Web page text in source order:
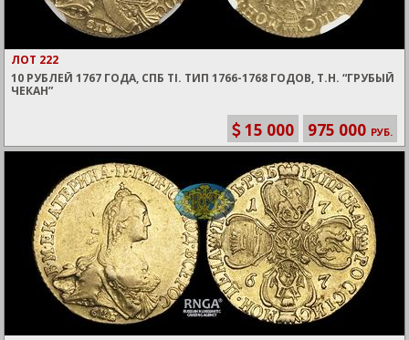
ЛОТ 222
10 РУБЛЕЙ 1767 ГОДА, СПБ TI. ТИП 1766-1768 ГОДОВ, Т.Н. “ГРУБЫЙ
ЧЕКАН”
15 000 975 000 РУБ.